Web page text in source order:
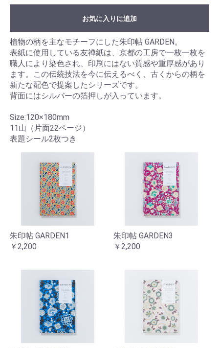
お気に入りに追加
植物の柄を主なモチーフにした朱印帖 GARDEN。
表紙に使用している友禅紙は、京都の工房で一枚一枚を
職人により染色され、印刷にはない質感や重厚感があり
ます。この伝統技法を今に伝えるべく、古くからの柄を
新たな配色で提案したシリーズです。
背面にはシルバーの箔押しが入っています。
Size:120×180mm
11山（片面22ページ）
表題シール2枚つき
朱印帖 GARDEN1
￥2,200
朱印帖 GARDEN3
￥2,200